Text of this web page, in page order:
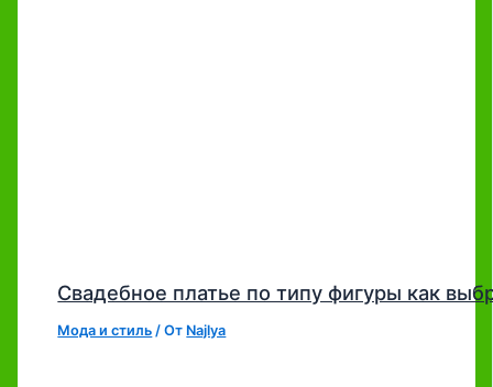
Свадебное платье по типу фигуры как
Мода и стиль / От Najlya